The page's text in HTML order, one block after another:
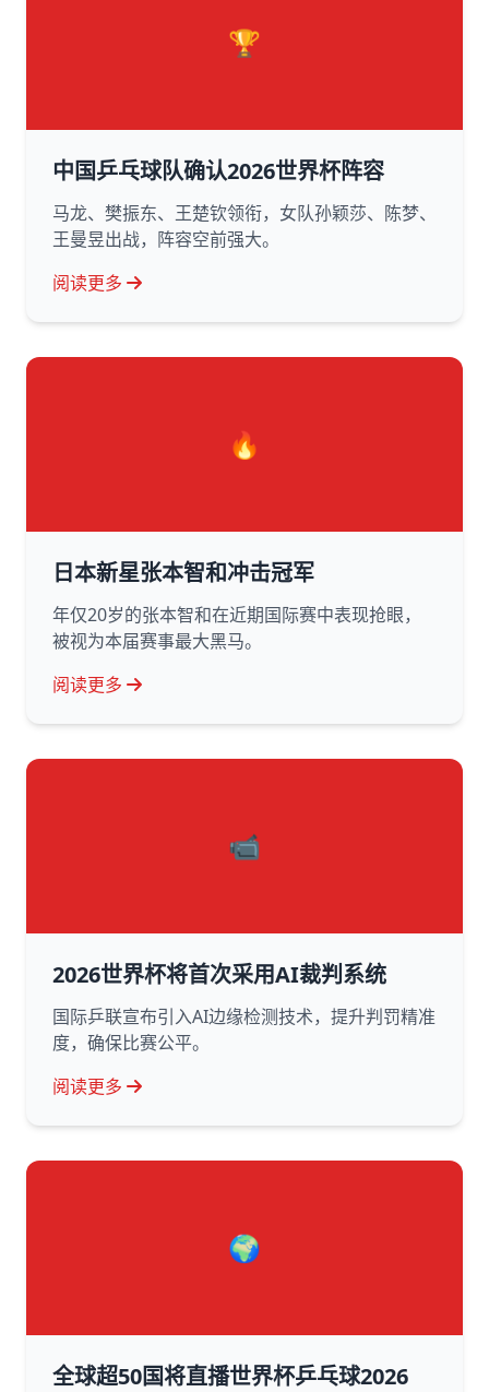
🏆
中国乒乓球队确认2026世界杯阵容
马龙、樊振东、王楚钦领衔，女队孙颖莎、陈梦、
王曼昱出战，阵容空前强大。
阅读更多
🔥
日本新星张本智和冲击冠军
年仅20岁的张本智和在近期国际赛中表现抢眼，
被视为本届赛事最大黑马。
阅读更多
📹
2026世界杯将首次采用AI裁判系统
国际乒联宣布引入AI边缘检测技术，提升判罚精准
度，确保比赛公平。
阅读更多
🌍
全球超50国将直播世界杯乒乓球2026